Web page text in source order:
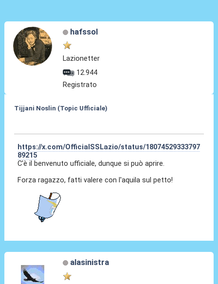
hafssol
Lazionetter
12.944
Registrato
Tijjani Noslin (Topic Ufficiale)
https://x.com/OfficialSSLazio/status/18074529333797
89215
C'è il benvenuto ufficiale, dunque si può aprire.
Forza ragazzo, fatti valere con l'aquila sul petto!
alasinistra